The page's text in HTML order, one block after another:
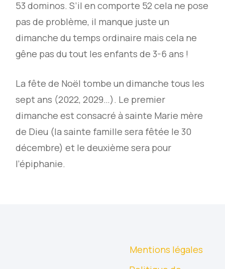
53 dominos. S’il en comporte 52 cela ne pose
pas de problème, il manque juste un
dimanche du temps ordinaire mais cela ne
gêne pas du tout les enfants de 3-6 ans !
La fête de Noël tombe un dimanche tous les
sept ans (2022, 2029…). Le premier
dimanche est consacré à sainte Marie mère
de Dieu (la sainte famille sera fêtée le 30
décembre) et le deuxième sera pour
l’épiphanie.
Mentions légales